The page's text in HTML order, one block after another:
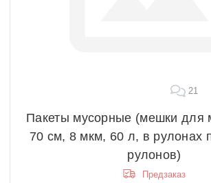
21
Пакеты мусорные (мешки для
70 см, 8 мкм, 60 л, в рулонах
рулонов)
Предзаказ